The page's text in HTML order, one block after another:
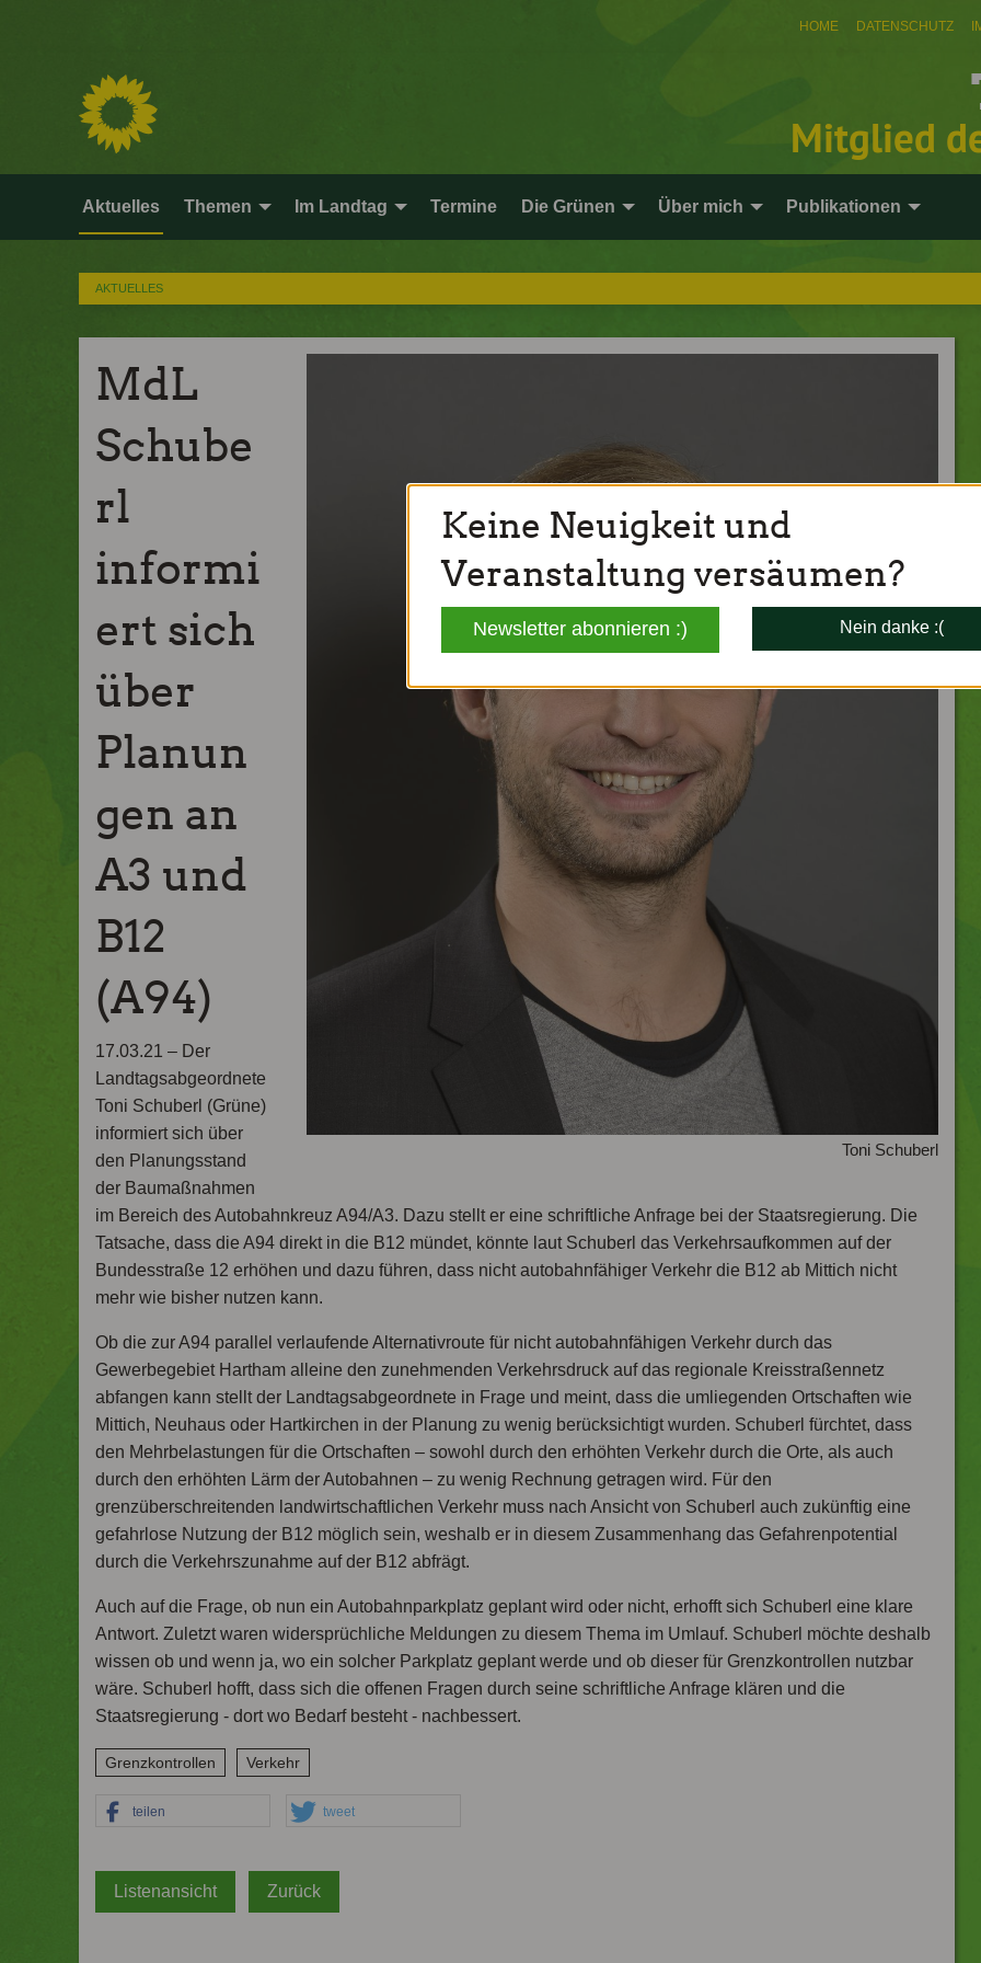
HOME DATENSCHUTZ
Mitglied
Aktuelles Themen Im Landtag Termine Die Grünen Über mich Publikationen
AKTUELLES
Toni Schuberl
MdL
Schube
rl
informi
ert sich
über
Planun
gen an
A3 und
B12
(A94)
17.03.21 – Der
Landtagsabgeordnete
Toni Schuberl (Grüne)
informiert sich über
den Planungsstand
der Baumaßnahmen
im Bereich des Autobahnkreuz A94/A3. Dazu stellt er eine schriftliche Anfrage bei der Staatsregierung. Die
Tatsache, dass die A94 direkt in die B12 mündet, könnte laut Schuberl das Verkehrsaufkommen auf der
Bundesstraße 12 erhöhen und dazu führen, dass nicht autobahnfähiger Verkehr die B12 ab Mittich nicht
mehr wie bisher nutzen kann.
Ob die zur A94 parallel verlaufende Alternativroute für nicht autobahnfähigen Verkehr durch das
Gewerbegebiet Hartham alleine den zunehmenden Verkehrsdruck auf das regionale Kreisstraßennetz
abfangen kann stellt der Landtagsabgeordnete in Frage und meint, dass die umliegenden Ortschaften wie
Mittich, Neuhaus oder Hartkirchen in der Planung zu wenig berücksichtigt wurden. Schuberl fürchtet, dass
den Mehrbelastungen für die Ortschaften – sowohl durch den erhöhten Verkehr durch die Orte, als auch
durch den erhöhten Lärm der Autobahnen – zu wenig Rechnung getragen wird. Für den
grenzüberschreitenden landwirtschaftlichen Verkehr muss nach Ansicht von Schuberl auch zukünftig eine
gefahrlose Nutzung der B12 möglich sein, weshalb er in diesem Zusammenhang das Gefahrenpotential
durch die Verkehrszunahme auf der B12 abfrägt.
Auch auf die Frage, ob nun ein Autobahnparkplatz geplant wird oder nicht, erhofft sich Schuberl eine klare
Antwort. Zuletzt waren widersprüchliche Meldungen zu diesem Thema im Umlauf. Schuberl möchte deshalb
wissen ob und wenn ja, wo ein solcher Parkplatz geplant werde und ob dieser für Grenzkontrollen nutzbar
wäre. Schuberl hofft, dass sich die offenen Fragen durch seine schriftliche Anfrage klären und die
Staatsregierung - dort wo Bedarf besteht - nachbessert.
Grenzkontrollen Verkehr
teilen tweet
Listenansicht Zurück
Keine Neuigkeit und
Veranstaltung versäumen?
Newsletter abonnieren :) Nein danke :(